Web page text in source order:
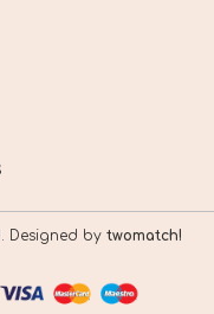
Designed by twomatch!